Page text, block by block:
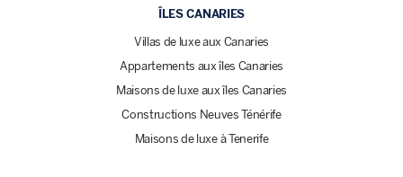
ÎLES CANARIES
Villas de luxe aux Canaries
Appartements aux îles Canaries
Maisons de luxe aux îles Canaries
Constructions Neuves Ténérife
Maisons de luxe à Tenerife